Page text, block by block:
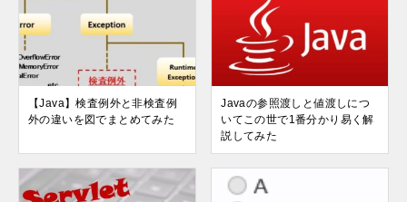
【Java】検査例外と非検査例
外の違いを図でまとめてみた
Javaの参照渡しと値渡しにつ
いてこの世で1番分かり易く解
説してみた